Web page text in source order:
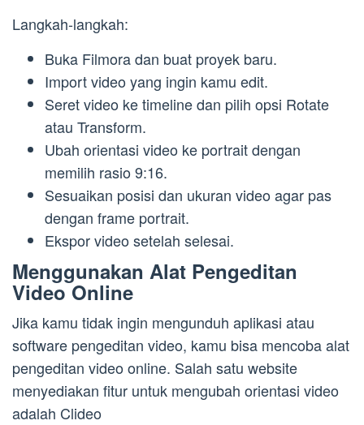
Langkah-langkah:
Buka Filmora dan buat proyek baru.
Import video yang ingin kamu edit.
Seret video ke timeline dan pilih opsi Rotate
atau Transform.
Ubah orientasi video ke portrait dengan
memilih rasio 9:16.
Sesuaikan posisi dan ukuran video agar pas
dengan frame portrait.
Ekspor video setelah selesai.
Menggunakan Alat Pengeditan
Video Online
Jika kamu tidak ingin mengunduh aplikasi atau
software pengeditan video, kamu bisa mencoba alat
pengeditan video online. Salah satu website
menyediakan fitur untuk mengubah orientasi video
adalah Clideo